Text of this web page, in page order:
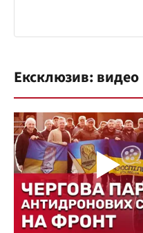
Ексклюзив: видео